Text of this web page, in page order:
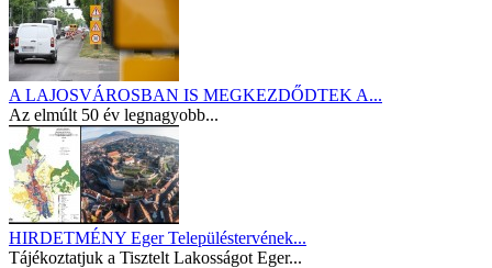
A LAJOSVÁROSBAN IS MEGKEZDŐDTEK A...
Az elmúlt 50 év legnagyobb...
HIRDETMÉNY Eger Településtervének...
Tájékoztatjuk a Tisztelt Lakosságot Eger...